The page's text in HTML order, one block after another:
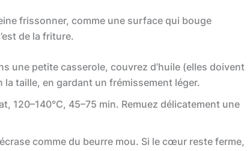
frissonner, comme une surface qui bouge
de la friture.
une petite casserole, couvrez d’huile (elles doivent
taille, en gardant un frémissement léger.
120–140°C, 45–75 min. Remuez délicatement une
comme du beurre mou. Si le cœur reste ferme,